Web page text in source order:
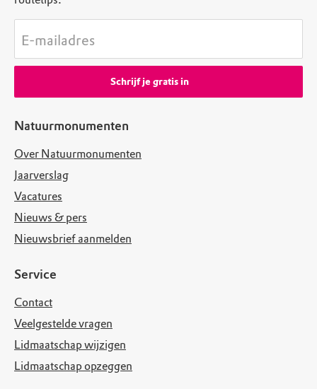
Natuurmonumenten
Over Natuurmonumenten
Jaarverslag
Vacatures
Nieuws & pers
Nieuwsbrief aanmelden
Service
Contact
Veelgestelde vragen
Lidmaatschap wijzigen
Lidmaatschap opzeggen
E-mailadres
Schrijf je gratis in